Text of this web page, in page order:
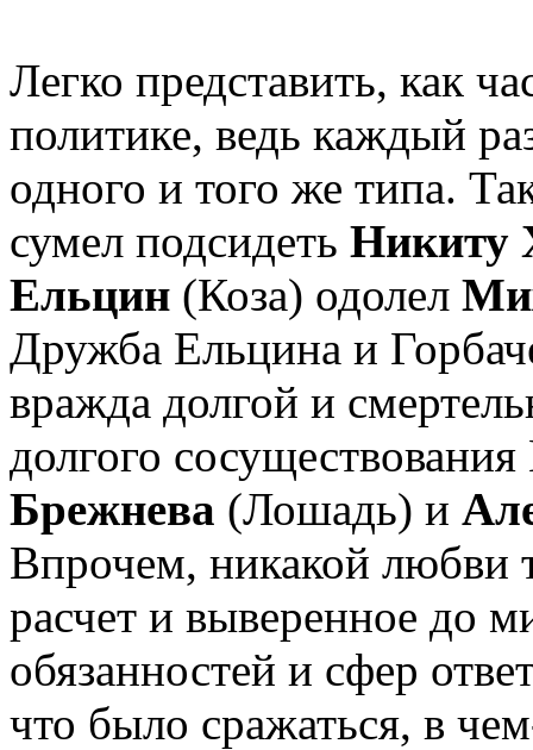
Легко представить, как
политике, ведь каждый
одного и того же типа.
сумел подсидеть Никиту
Ельцин (Коза) одолел
Дружба Ельцина и
вражда долгой и
долгого
Брежнева (Лошадь) и
Впрочем, никакой любви
расчет и выверенное до
обязанностей и сфер
что было сражаться, в